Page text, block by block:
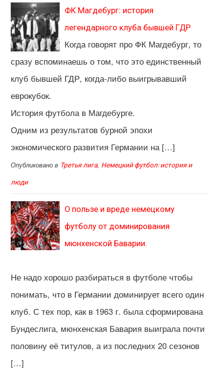
ФК Магдебург: история
легендарного клуба бывшей ГДР
Когда говорят про ФК Магдебург, то
сразу вспоминаешь о том, что это единственный
клуб бывшей ГДР, когда-либо выигрывавший
еврокубок.
История футбола в Магдебурге.
Одним из результатов бурной эпохи
экономического развития Германии на […]
Опубликовано в Третья лига, Немецкий футбол: история и
люди
О пользе и вреде немецкому
футболу от доминирования
мюнхенской Баварии.
Не надо хорошо разбираться в футболе чтобы
понимать, что в Германии доминирует всего один
клуб. С тех пор, как в 1963 г. была сформирована
Бундеслига, мюнхенская Бавария выиграла почти
половину её титулов, а из последних 20 сезонов
[…]